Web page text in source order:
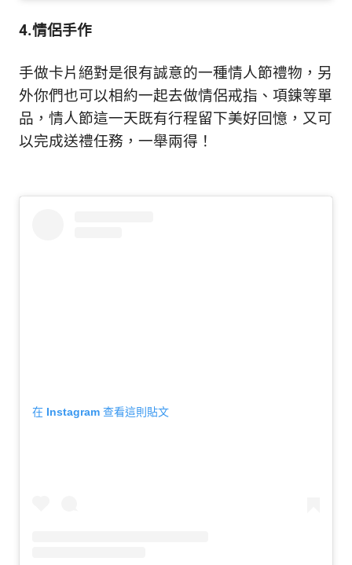
4.情侶手作
手做卡片絕對是很有誠意的一種情人節禮物，另
外你們也可以相約一起去做情侶戒指、項鍊等單
品，情人節這一天既有行程留下美好回憶，又可
以完成送禮任務，一舉兩得！
在 Instagram 查看這則貼文